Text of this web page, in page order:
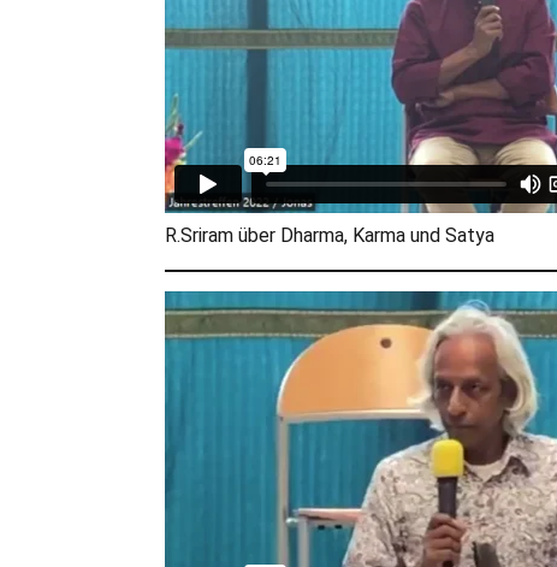
R.Sriram über Dharma, Karma und Satya